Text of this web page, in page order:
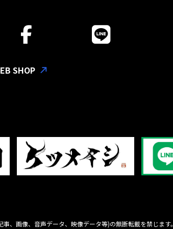
SHOP
事、画像、音声データ、映像データ等)の無断転載を禁じます。